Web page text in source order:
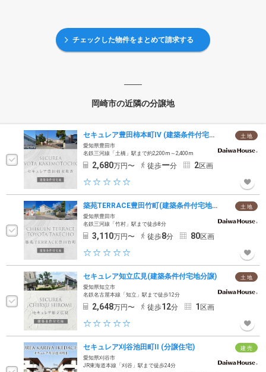
チェックした物件をまとめて請求する
岡崎市の近隣の分譲地
土 地
セキュレア豊田柿本町IV (建築条件付宅地分譲)
愛知県豊田市
名鉄三河線「土橋」駅まで約2,200m～2,400m
2,680万円〜 徒歩ー分 2区画
土 地
築苑TERRACE豊田竹町(建築条件付宅地分譲)
愛知県豊田市
名鉄三河線「竹村」駅まで徒歩8分
3,110万円〜 徒歩8分 80区画
土 地
セキュレア知立広見(建築条件付宅地分譲)
愛知県知立市
名鉄名古屋本線「知立」駅まで徒歩12分
2,648万円〜 徒歩12分 1 区画
建 売
セキュレア刈谷池田町II (分譲住宅)
愛知県刈谷市
JR東海道本線「刈谷」駅まで徒歩24分